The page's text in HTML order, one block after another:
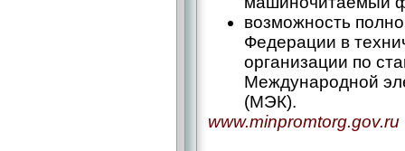
возможность
Федерации в
организации по
Международной
(МЭК).
www.minpromtorg.gov.ru